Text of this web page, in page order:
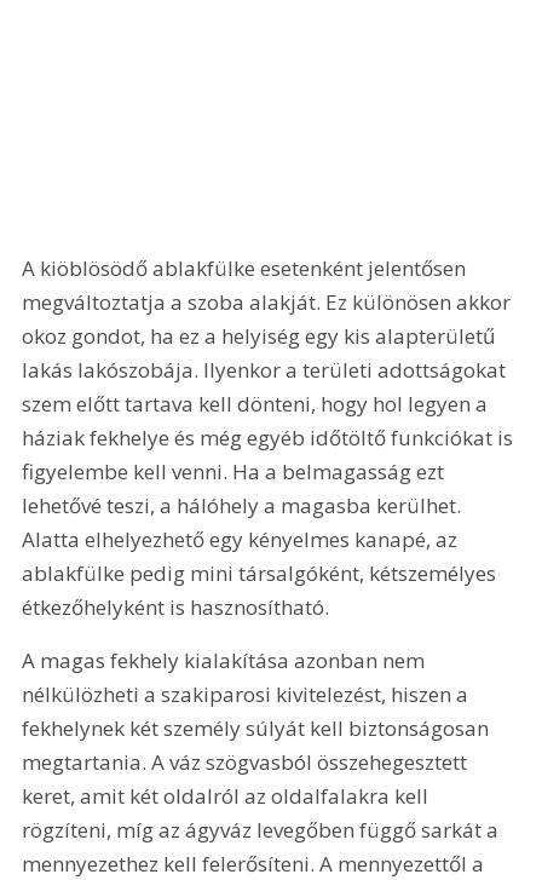
A kiöblösödő ablakfülke esetenként jelentősen
megváltoztatja a szoba alakját. Ez különösen akkor
okoz gondot, ha ez a helyiség egy kis alapterületű
lakás lakószobája. Ilyenkor a területi adottságokat
szem előtt tartava kell dönteni, hogy hol legyen a
háziak fekhelye és még egyéb időtöltő funkciókat is
figyelembe kell venni. Ha a belmagasság ezt
lehetővé teszi, a hálóhely a magasba kerülhet.
Alatta elhelyezhető egy kényelmes kanapé, az
ablakfülke pedig mini társalgóként, kétszemélyes
étkezőhelyként is hasznosítható.
A magas fekhely kialakítása azonban nem
nélkülözheti a szakiparosi kivitelezést, hiszen a
fekhelynek két személy súlyát kell biztonságosan
megtartania. A váz szögvasból összehegesztett
keret, amit két oldalról az oldalfalakra kell
rögzíteni, míg az ágyváz levegőben függő sarkát a
mennyezethez kell felerősíteni. A mennyezettől a